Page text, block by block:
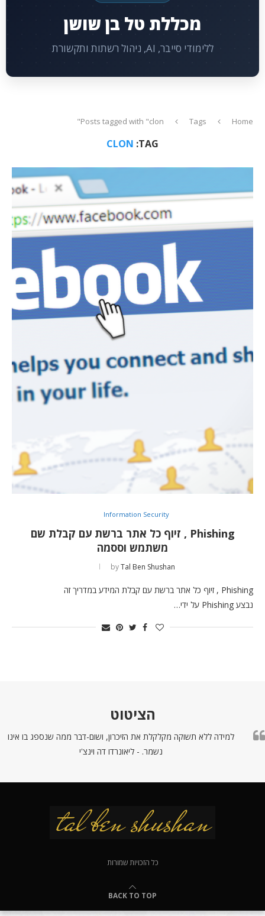
מכללת טל בן שושן
ללימודי סייבר, AI, ניהול רשתות ותקשורת
Home
Tags
Posts tagged with "clon"
TAG:
CLON
Information Security
Phishing , זיוף כל אתר ברשת עם קבלת שם
משתמש וססמה
byTal Ben Shushan
Phishing , זיוף כל אתר ברשת עם קבלת המידע במדריך זה
נבצע Phishing על ידי…
הציטוט
למידה ללא תשוקה מקלקלת את הזיכרון, ושום-דבר ממה שנספג בו אינו
נשמר. - ליאונרדו דה וינצ'י
כל הזכויות שמורות
BACK TO TOP